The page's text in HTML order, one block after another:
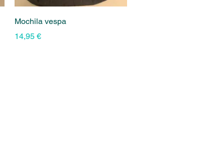
Vista rápida
Mochila vespa
Precio
14,95 €